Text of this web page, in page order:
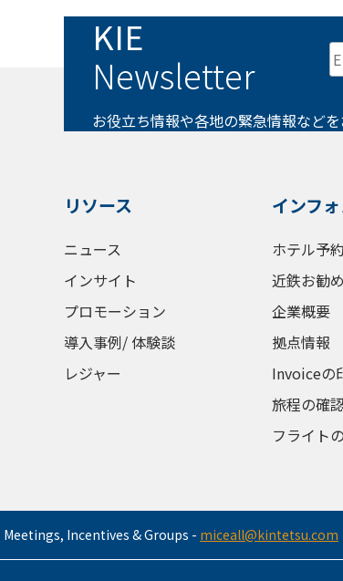
KIE
Newsletter
お役立ち情報や各地の緊急情報などを
リソース
ニュース
インサイト
プロモーション
導入事例/ 体験談
レジャー
インフ
ホテル予
近鉄お勧
企業概要
拠点情報
Invoiceの
旅程の確
フライト
Meetings, Incentives & Groups - miceall@kintetsu.com